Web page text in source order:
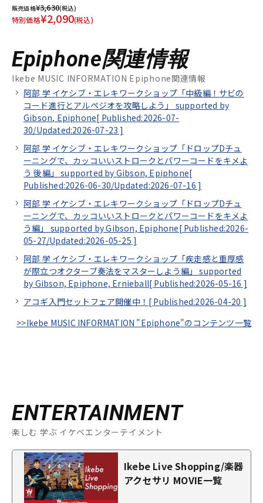
販売価格¥3,630(税込)
特別価格¥2,090(税込)
Epiphone関連情報
Ikebe MUSIC INFORMATION Epiphone関連情報
阿部 学 イケシブ・エレキワークショップ「中級編！サビの
コード進行とアルペジオを攻略しよう」 supported by
Gibson, Epiphone[ Published:2026-07-
30/Updated:2026-07-23 ]
阿部 学 イケシブ・エレキワークショップ「ドロップDチュ
ーニングで、カッコいいストロークとパワーコードをキメよ
う 後編」 supported by Gibson, Epiphone[
Published:2026-06-30/Updated:2026-07-16 ]
阿部 学 イケシブ・エレキワークショップ「ドロップDチュ
ーニングで、カッコいいストロークとパワーコードをキメよ
う編」 supported by Gibson, Epiphone[ Published:2026-
05-27/Updated:2026-05-25 ]
阿部 学 イケシブ・エレキワークショップ「疾走感と重厚感
が際立つオクターブ奏法をマスターしよう編」 supported
by Gibson, Epiphone, Ernieball[ Published:2026-05-16 ]
アコギ入門セットフェア開催中！[ Published:2026-04-20 ]
>>Ikebe MUSIC INFORMATION "Epiphone"のコンテンツ一覧
ENTERTAINMENT
楽しむ 学ぶ イケベエンターテイメント
Ikebe Live Shopping/楽器
アクセサリ MOVIE一覧